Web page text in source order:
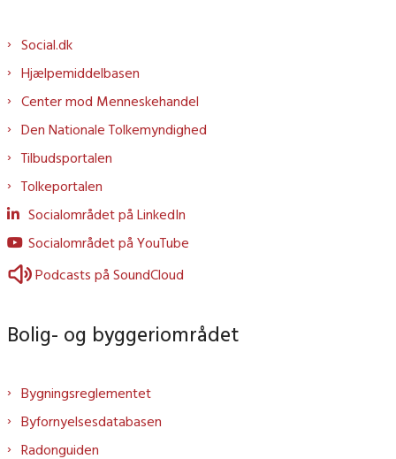
Social.dk
Hjælpemiddelbasen
Center mod Menneskehandel
Den Nationale Tolkemyndighed
Tilbudsportalen
Tolkeportalen
Socialområdet på LinkedIn
Socialområdet på YouTube
Podcasts på SoundCloud
Bolig- og byggeriområdet
Bygningsreglementet
Byfornyelsesdatabasen
Radonguiden